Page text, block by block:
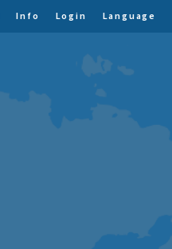
Info Login Language